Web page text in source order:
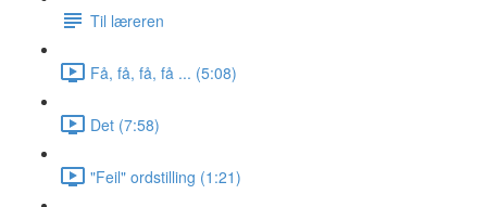
Til læreren
Få, få, få, få ... (5:08)
Det (7:58)
"Feil" ordstilling (1:21)